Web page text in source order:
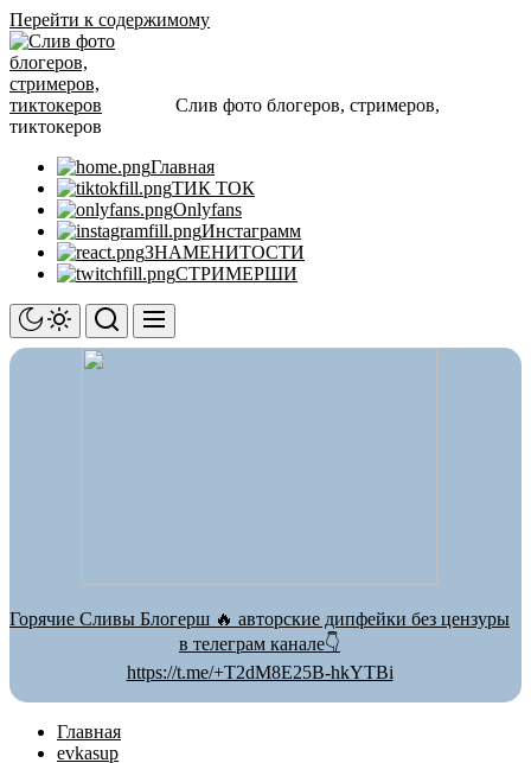
Перейти к содержимому
Слив фото блогеров, стримеров,
тиктокеров
Главная
ТИК ТОК
Onlyfans
Инстаграмм
ЗНАМЕНИТОСТИ
СТРИМЕРШИ
Горячие Сливы Блогерш 🔥 авторские дипфейки без цензуры
в телеграм канале👇
https://t.me/+T2dM8E25B-hkYTBi
Главная
evkasup